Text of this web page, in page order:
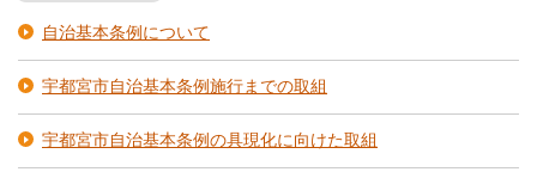
自治基本条例について
宇都宮市自治基本条例施行までの取組
宇都宮市自治基本条例の具現化に向けた取組